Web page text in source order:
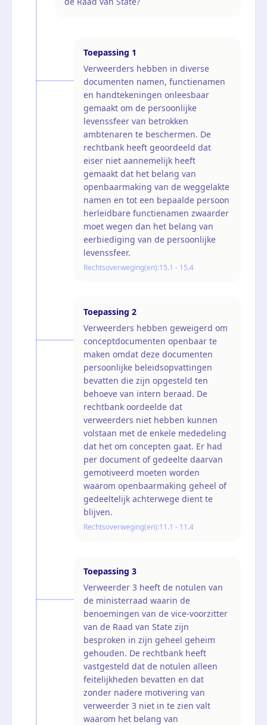
Toepassing 1
Verweerders hebben in diverse
documenten namen, functienamen
en handtekeningen onleesbaar
gemaakt om de persoonlijke
levenssfeer van betrokken
ambtenaren te beschermen. De
rechtbank heeft geoordeeld dat
eiser niet aannemelijk heeft
gemaakt dat het belang van
openbaarmaking van de weggelakte
namen en tot een bepaalde persoon
herleidbare functienamen zwaarder
moet wegen dan het belang van
eerbiediging van de persoonlijke
levenssfeer.
Rechtsoverweging(en):15.1 - 15.4
Toepassing 2
Verweerders hebben geweigerd om
conceptdocumenten openbaar te
maken omdat deze documenten
persoonlijke beleidsopvattingen
bevatten die zijn opgesteld ten
behoeve van intern beraad. De
rechtbank oordeelde dat
verweerders niet hebben kunnen
volstaan met de enkele mededeling
dat het om concepten gaat. Er had
per document of gedeelte daarvan
gemotiveerd moeten worden
waarom openbaarmaking geheel of
gedeeltelijk achterwege dient te
blijven.
Rechtsoverweging(en):11.1 - 11.4
Toepassing 3
Verweerder 3 heeft de notulen van
de ministerraad waarin de
benoemingen van de vice-voorzitter
van de Raad van State zijn
besproken in zijn geheel geheim
gehouden. De rechtbank heeft
vastgesteld dat de notulen alleen
feitelijkheden bevatten en dat
zonder nadere motivering van
verweerder 3 niet in te zien valt
waarom het belang van